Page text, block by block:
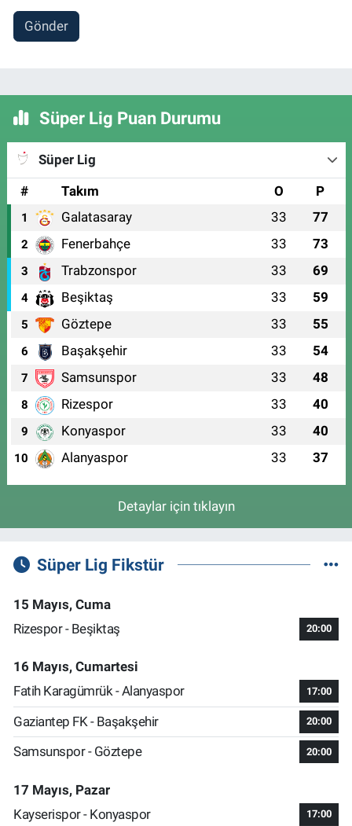
Gönder
Süper Lig Puan Durumu
Süper Lig
#
Takım O P
1 Galatasaray 33 77
2 Fenerbahçe 33 73
3 Trabzonspor 33 69
4 Beşiktaş 33 59
5 Göztepe 33 55
6 Başakşehir 33 54
7 Samsunspor 33 48
8 Rizespor 33 40
9 Konyaspor 33 40
10 Alanyaspor 33 37
Detaylar için tıklayın
Süper Lig Fikstür
15 Mayıs, Cuma
Rizespor - Beşiktaş
20:00
16 Mayıs, Cumartesi
Fatih Karagümrük - Alanyaspor
17:00
Gaziantep FK - Başakşehir 20:00
Samsunspor - Göztepe 20:00
17 Mayıs, Pazar
Kayserispor - Konyaspor
17:00